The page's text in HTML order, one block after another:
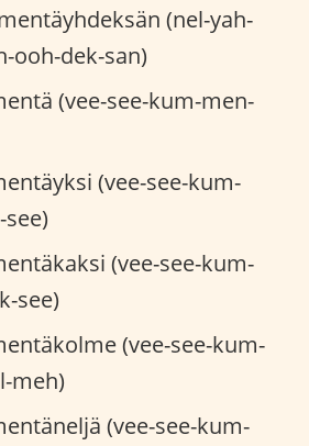
(nel-yah-
ooh-dek-san)
(vee-see-kum-men-
(vee-see-kum-
(vee-see-kum-
see)
(vee-see-kum-
meh)
(vee-see-kum-